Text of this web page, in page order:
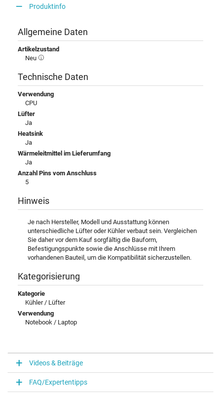
Produktinfo
Allgemeine Daten
Artikelzustand
Neu
Technische Daten
Verwendung
CPU
Lüfter
Ja
Heatsink
Ja
Wärmeleitmittel im Lieferumfang
Ja
Anzahl Pins vom Anschluss
5
Hinweis
Je nach Hersteller, Modell und Ausstattung können
unterschiedliche Lüfter oder Kühler verbaut sein. Vergleichen
Sie daher vor dem Kauf sorgfältig die Bauform,
Befestigungspunkte sowie die Anschlüsse mit Ihrem
vorhandenen Bauteil, um die Kompatibilität sicherzustellen.
Kategorisierung
Kategorie
Kühler / Lüfter
Verwendung
Notebook / Laptop
Videos & Beiträge
FAQ/Expertentipps